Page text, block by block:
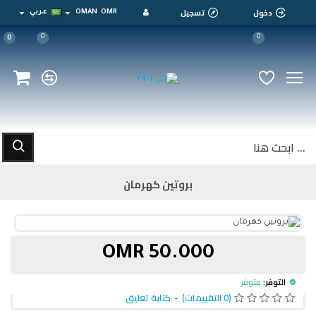
دخول تسجيل OMR
OMAN عربي
0
0
0
بروتين كهرمان
التوفر: متوفر
(0 التقييمات) - كتابة تعليق
50.000 OMR